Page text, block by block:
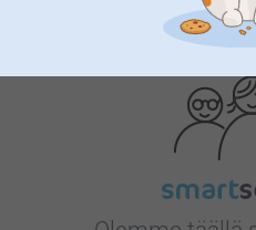
Etsitkö